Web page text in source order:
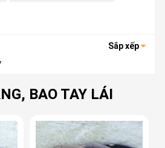
Sắp xếp
BAO TAY LÁI